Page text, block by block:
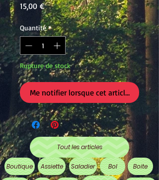
15,00 €Prix
Quantité *
Rupture de stock
Me notifier lorsque cet article est
Tout les articles
Boutique Assiette Saladier Bol Boite